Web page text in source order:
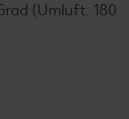
(Umluft: 180